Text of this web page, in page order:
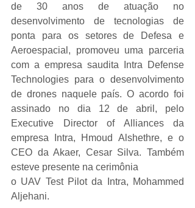
de 30 anos de atuação no
desenvolvimento de tecnologias de
ponta para os setores de Defesa e
Aeroespacial, promoveu uma parceria
com a empresa saudita Intra Defense
Technologies para o desenvolvimento
de drones naquele país. O acordo foi
assinado no dia 12 de abril, pelo
Executive Director of Alliances da
empresa Intra, Hmoud Alshethre, e o
CEO da Akaer, Cesar Silva. Também
esteve presente na cerimônia
o UAV Test Pilot da Intra, Mohammed
Aljehani.